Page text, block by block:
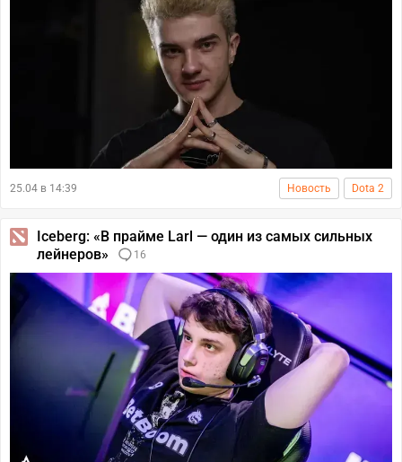
25.04 в 14:39 Новость Dota 2
Iceberg: «В прайме Larl — один из самых сильных
лейнеров»
16